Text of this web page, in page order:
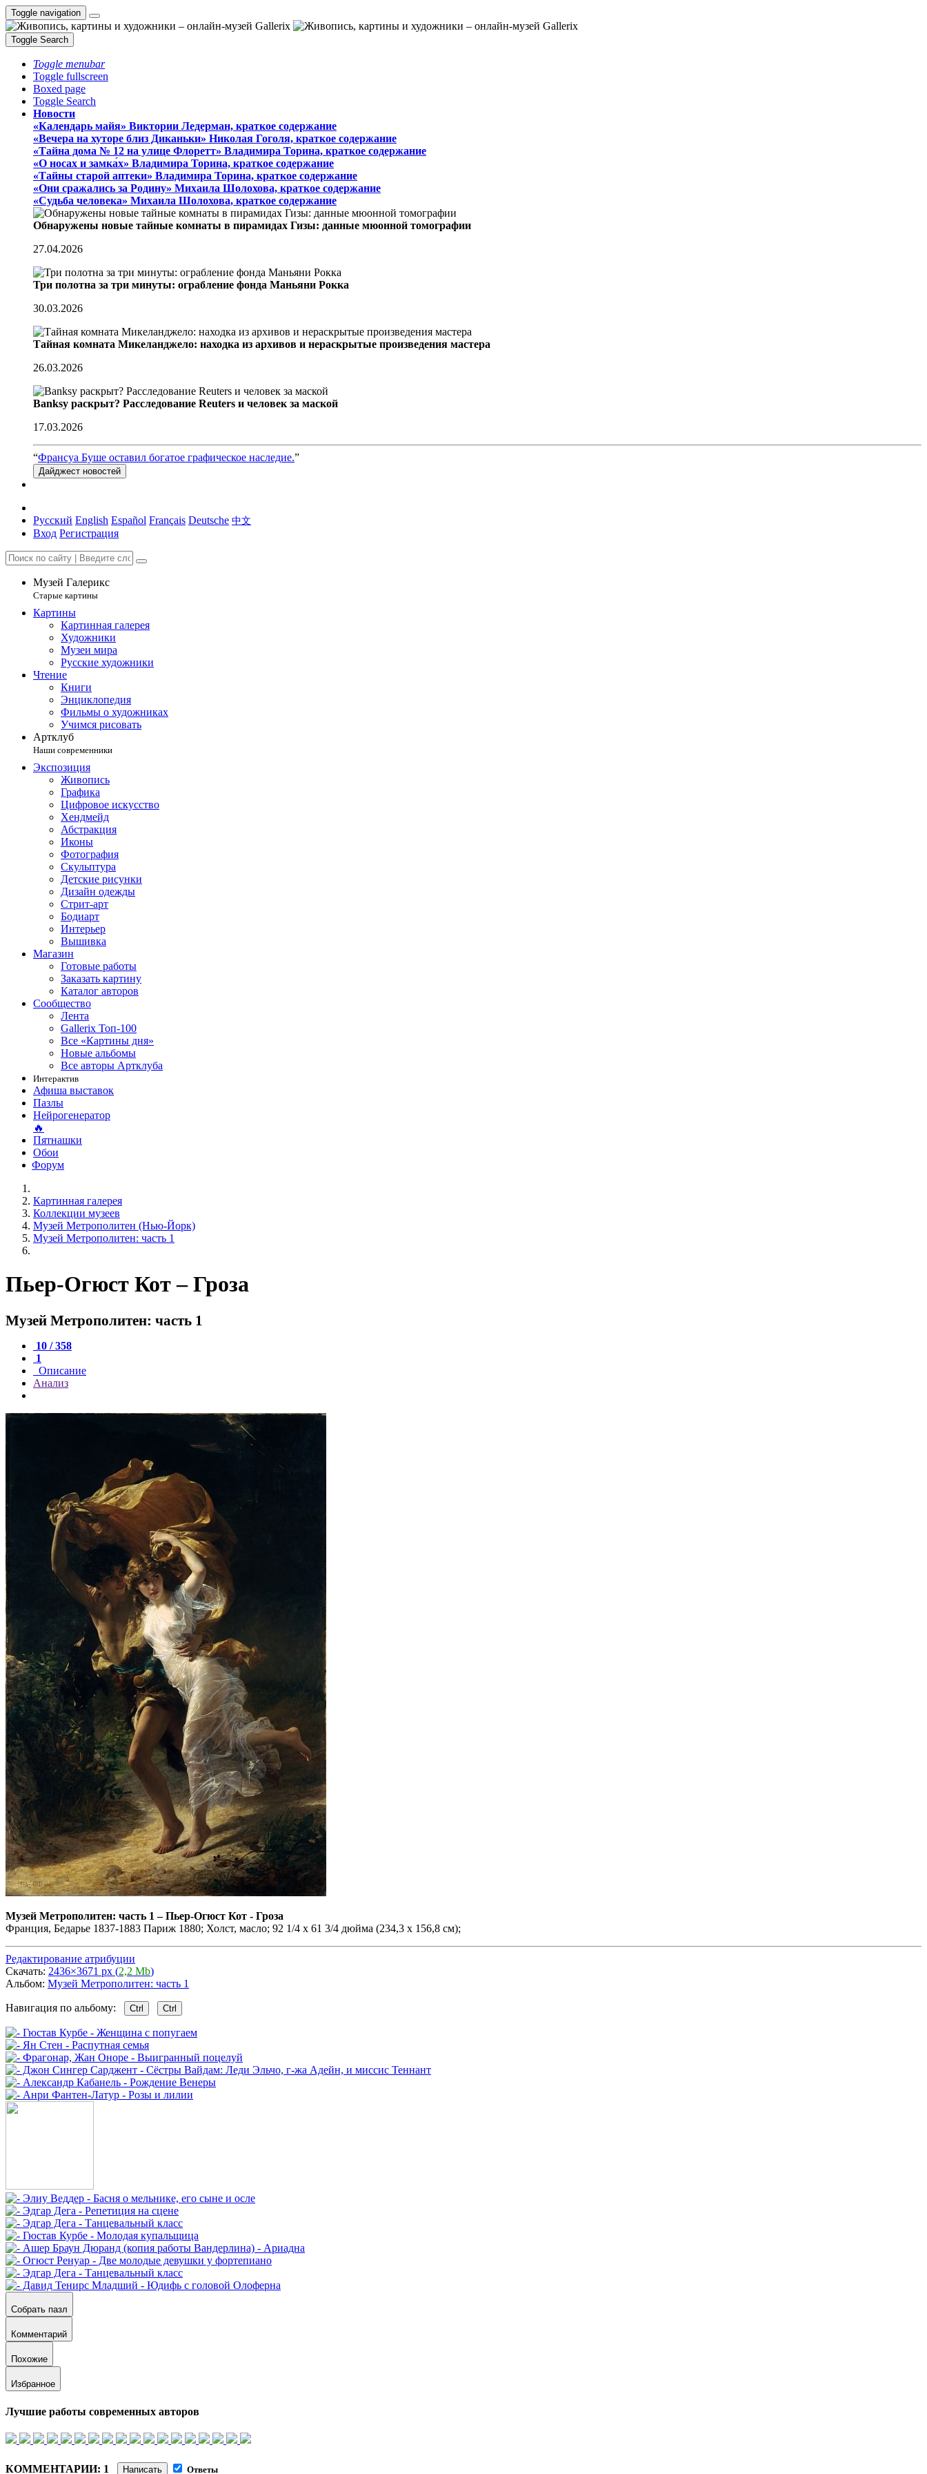
Toggle navigation
Toggle Search
Toggle menubar
Toggle fullscreen
Boxed page
Toggle Search
Новости
«Календарь майя» Виктории Ледерман, краткое содержание
«Вечера на хуторе близ Диканьки» Николая Гоголя, краткое содержание
«Тайна дома № 12 на улице Флоретт» Владимира Торина, краткое содержание
«О носах и замка́х» Владимира Торина, краткое содержание
«Тайны старой аптеки» Владимира Торина, краткое содержание
«Они сражались за Родину» Михаила Шолохова, краткое содержание
«Судьба человека» Михаила Шолохова, краткое содержание
Обнаружены новые тайные комнаты в пирамидах Гизы: данные мюонной томографии
27.04.2026
Три полотна за три минуты: ограбление фонда Маньяни Рокка
30.03.2026
Тайная комната Микеланджело: находка из архивов и нераскрытые произведения мастера
26.03.2026
Banksy раскрыт? Расследование Reuters и человек за маской
17.03.2026
“Франсуа Буше оставил богатое графическое наследие.”
Дайджест новостей
Русский English Español Français Deutsche 中文
Вход Регистрация
Музей Галерикс
Старые картины
Картины
Картинная галерея
Художники
Музеи мира
Русские художники
Чтение
Книги
Энциклопедия
Фильмы о художниках
Учимся рисовать
Артклуб
Наши современники
Экспозиция
Живопись
Графика
Цифровое искусство
Хендмейд
Абстракция
Иконы
Фотография
Скульптура
Детские рисунки
Дизайн одежды
Стрит-арт
Бодиарт
Интерьер
Вышивка
Магазин
Готовые работы
Заказать картину
Каталог авторов
Сообщество
Лента
Gallerix Топ-100
Все «Картины дня»
Новые альбомы
Все авторы Артклуба
Интерактив
Афиша выставок
Пазлы
Нейрогенератор
🔥
Пятнашки
Обои
Форум
Картинная галерея
Коллекции музеев
Музей Метрополитен (Нью-Йорк)
Музей Метрополитен: часть 1
Пьер-Огюст Кот – Гроза
Музей Метрополитен: часть 1
10 / 358
1
Описание
Анализ
Музей Метрополитен: часть 1 –Пьер-Огюст Кот - Гроза
Франция, Бедарье 1837-1883 Париж 1880; Холст, масло; 92 1/4 х 61 3/4 дюйма (234,3 х 156,8 см);
Редактирование атрибуции
Скачать: 2436×3671 px (2,2 Mb)
Альбом: Музей Метрополитен: часть 1
Навигация по альбому: Ctrl Ctrl
Собрать пазл
Комментарий
Похожие
Избранное
Лучшие работы современных авторов
КОММЕНТАРИИ: 1 Написать Ответы